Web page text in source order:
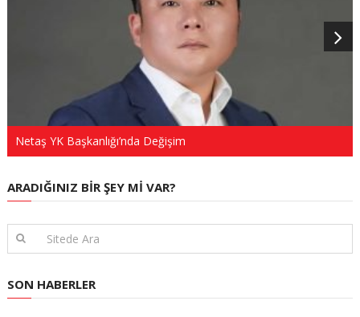
Netaş YK Başkanlığı’nda Değişim
ARADIĞINIZ BIR ŞEY MI VAR?
SON HABERLER